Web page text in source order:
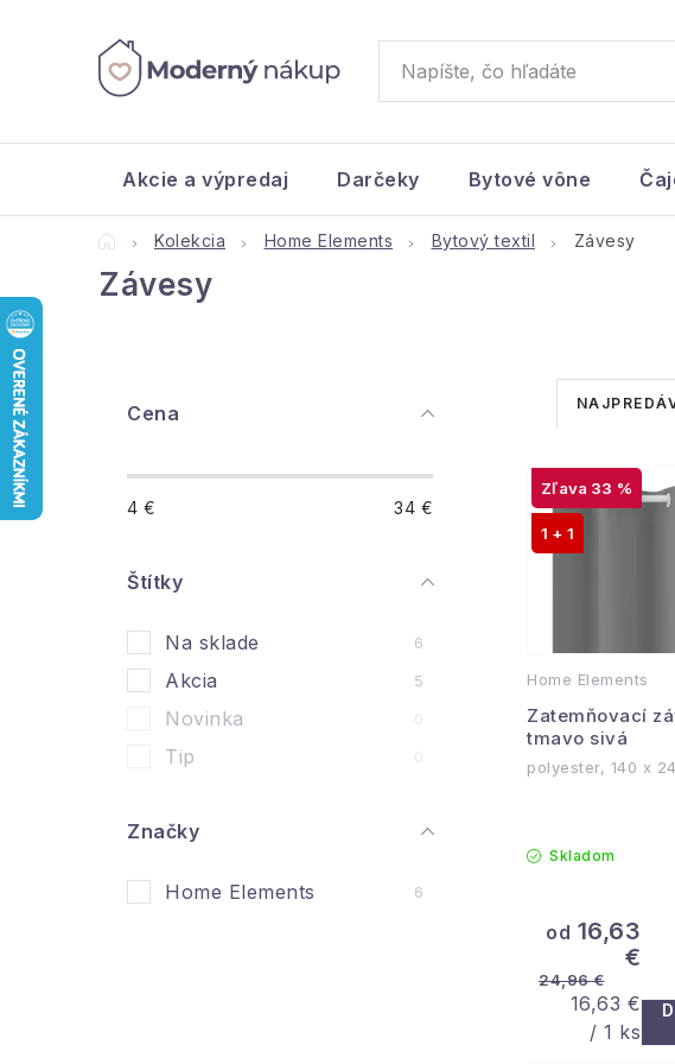
Akcie a výpredaj Darčeky Bytové vône
DomovKolekcia Home Elements Bytový textil Závesy
Závesy
Cena
4 € 34 €
Štítky
Na sklade 6
Akcia 5
Novinka 0
Tip 0
Značky
Home Elements 6
R
a
d
e
e
p
r
d
k
t
V
ý
p
p
r
o
d
Home Elements
Zatemňovací
tmavo sivá
33 %
1 + 1
polyester, 140 x
Skladom
od 16,63
€
24,96 €
cena:
16,63 €
/ 1 ks